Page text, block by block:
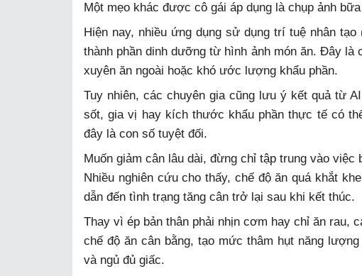
Một mẹo khác được cô gái áp dụng là chụp ảnh
Hiện nay, nhiều ứng dụng sử dụng trí tuệ nhân
thành phần dinh dưỡng từ hình ảnh món ăn. Đây
xuyên ăn ngoài hoặc khó ước lượng khẩu phần.
Tuy nhiên, các chuyên gia cũng lưu ý kết quả từ
sốt, gia vị hay kích thước khẩu phần thực tế có
đây là con số tuyệt đối.
Muốn giảm cân lâu dài, đừng chỉ tập trung vào việc
Nhiều nghiên cứu cho thấy, chế độ ăn quá khắt
dẫn đến tình trạng tăng cân trở lại sau khi kết thúc.
Thay vì ép bản thân phải nhịn cơm hay chỉ ăn rau,
chế độ ăn cân bằng, tạo mức thâm hụt năng
và ngủ đủ giấc.